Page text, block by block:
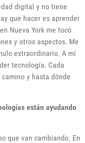
digital y no tiene
que hacer es aprender
Nueva York me tocó
y otros aspectos. Me
extraordinario. A mí
tecnología. Cada
y hasta dónde
están ayudando
que van cambiando. En